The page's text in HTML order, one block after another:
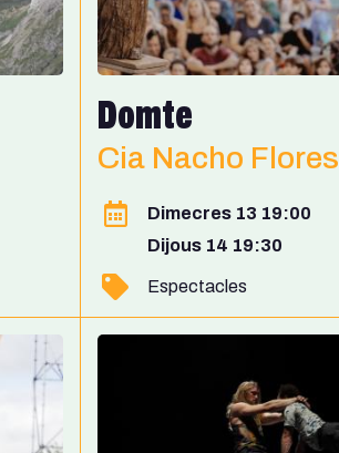
Domte
Cia Nacho Flores
Dimecres 13 19:00
Dijous 14 19:30
Espectacles